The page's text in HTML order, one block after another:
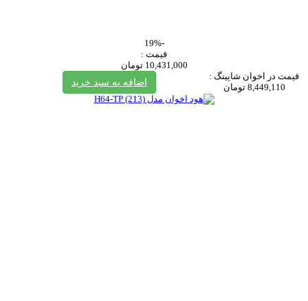
-19%
قیمت :
10,431,000 تومان
قیمت در اخوان شاپینگ :
8,449,110 تومان
اضافه به سبد خرید